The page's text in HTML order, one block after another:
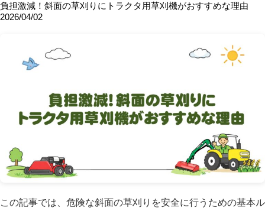
負担激減！斜面の草刈りにトラクタ用草刈機がおすすめな理由
2026/04/02
この記事では、危険な斜面の草刈りを安全に行うための基本ル